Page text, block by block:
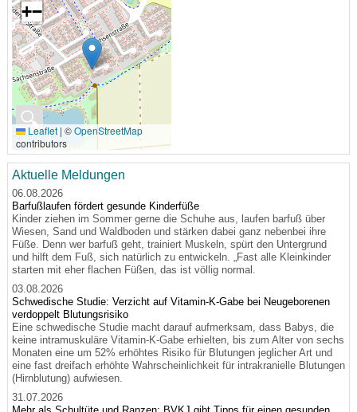
🔍
+−
Leaflet | ©OpenStreetMap
contributors
Aktuelle Meldungen
06.08.2026
Barfußlaufen fördert gesunde Kinderfüße
Kinder ziehen im Sommer gerne die Schuhe aus, laufen barfuß über
Wiesen, Sand und Waldboden und stärken dabei ganz nebenbei ihre
Füße. Denn wer barfuß geht, trainiert Muskeln, spürt den Untergrund
und hilft dem Fuß, sich natürlich zu entwickeln. „Fast alle Kleinkinder
starten mit eher flachen Füßen, das ist völlig normal.
03.08.2026
Schwedische Studie: Verzicht auf Vitamin-K-Gabe bei Neugeborenen
verdoppelt Blutungsrisiko
Eine schwedische Studie macht darauf aufmerksam, dass Babys, die
keine intramuskuläre Vitamin-K-Gabe erhielten, bis zum Alter von sechs
Monaten eine um 52% erhöhtes Risiko für Blutungen jeglicher Art und
eine fast dreifach erhöhte Wahrscheinlichkeit für intrakranielle Blutungen
(Hirnblutung) aufwiesen.
31.07.2026